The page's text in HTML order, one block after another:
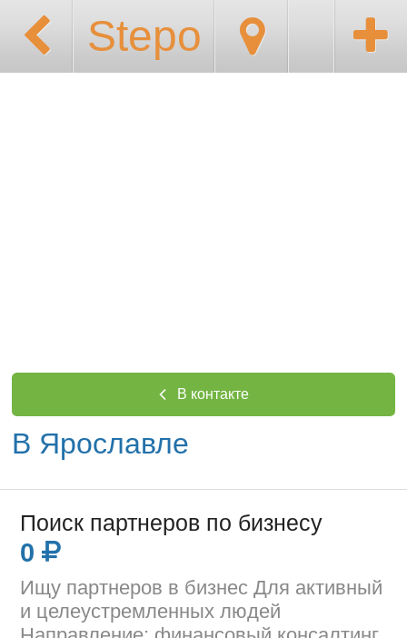
Stepo
В контакте
В Ярославле
Поиск партнеров по бизнесу
0
Ищу партнеров в бизнес Для активный
и целеустремленных людей